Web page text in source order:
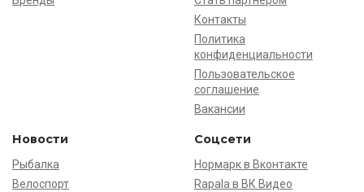
Контакты
Политика
конфиденциальности
Пользовательское
соглашение
Вакансии
Новости
Рыбалка
Велоспорт
Соцсети
Нормарк в Вконтакте
Rapala в ВК Видео